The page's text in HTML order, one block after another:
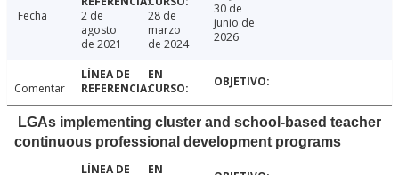
Fecha
2 de
agosto
de 2021
28 de
marzo
de 2024
30 de
junio de
2026
Comentar
LGAs implementing cluster and school-based teacher
continuous professional development programs